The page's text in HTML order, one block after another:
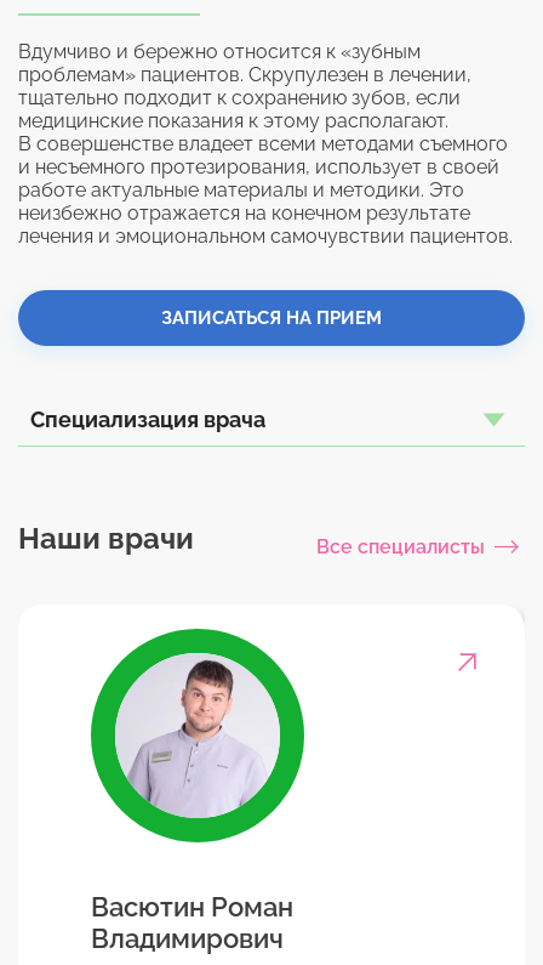
Вдумчиво и бережно относится к «зубным
проблемам» пациентов. Скрупулезен в лечении,
тщательно подходит к сохранению зубов, если
медицинские показания к этому располагают.
В совершенстве владеет всеми методами съемного
и несъемного протезирования, использует в своей
работе актуальные материалы и методики. Это
неизбежно отражается на конечном результате
лечения и эмоциональном самочувствии пациентов.
ЗАПИСАТЬСЯ НА ПРИЕМ
Специализация врача
Наши врачи Все специалисты
Васютин Роман
Владимирович